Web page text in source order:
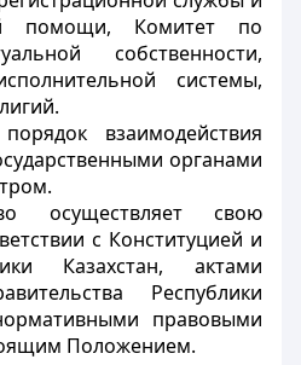
помощи, Комитет по
собственности,
системы,
взаимодействия
органами
осуществляет свою
с Конституцией и
Казахстан, актами
Республики
правовыми
Положением.